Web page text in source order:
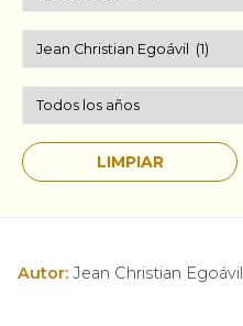
Autor: Jean Christian Egoávil